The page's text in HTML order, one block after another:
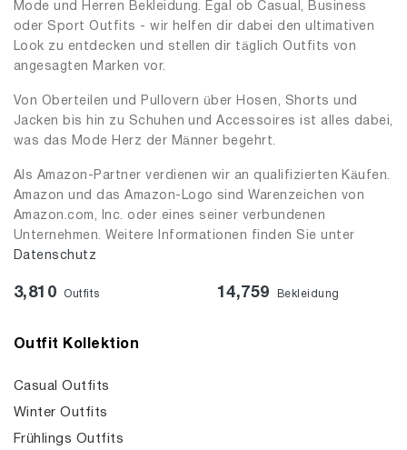
Mode und Herren Bekleidung. Egal ob Casual, Business
oder Sport Outfits - wir helfen dir dabei den ultimativen
Look zu entdecken und stellen dir täglich Outfits von
angesagten Marken vor.
Von Oberteilen und Pullovern über Hosen, Shorts und
Jacken bis hin zu Schuhen und Accessoires ist alles dabei,
was das Mode Herz der Männer begehrt.
Als Amazon-Partner verdienen wir an qualifizierten Käufen.
Amazon und das Amazon-Logo sind Warenzeichen von
Amazon.com, Inc. oder eines seiner verbundenen
Unternehmen. Weitere Informationen finden Sie unter
Datenschutz
3,810 Outfits 14,759 Bekleidung
Outfit Kollektion
Casual Outfits
Winter Outfits
Frühlings Outfits